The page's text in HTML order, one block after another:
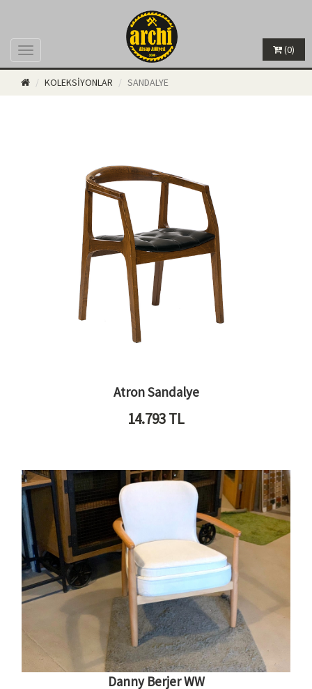
Menü (0)
KOLEKSİYONLAR SANDALYE
Atron Sandalye
14.793TL
Danny Berjer WW